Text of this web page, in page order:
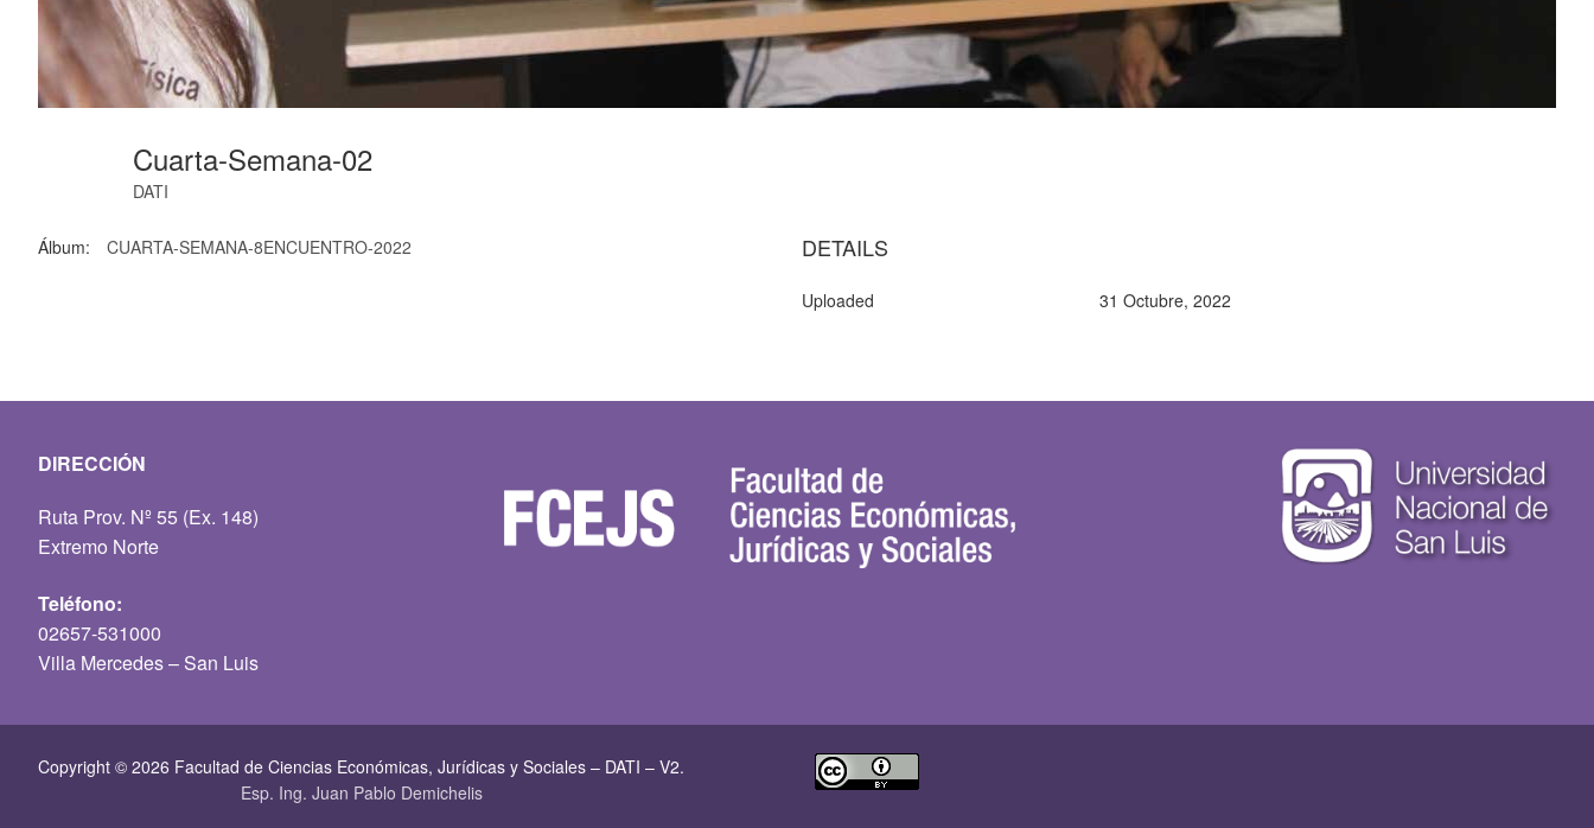
Cuarta-Semana-02
DATI
Álbum: CUARTA-SEMANA-8ENCUENTRO-2022 DETAILS
Uploaded 31 Octubre, 2022
DIRECCIÓN
Ruta Prov. Nº 55 (Ex. 148)
Extremo Norte
Teléfono:
02657-531000
Villa Mercedes – San Luis
Copyright © 2026 Facultad de Ciencias Económicas, Jurí­dicas y Sociales – DATI – V2.
Esp. Ing. Juan Pablo Demichelis